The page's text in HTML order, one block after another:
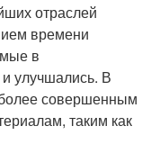
отраслей
времени
в
улучшались. В
совершенным
таким как